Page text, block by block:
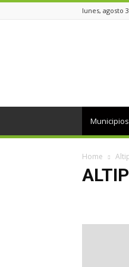
lunes, agosto
Municipios
Home
Interés